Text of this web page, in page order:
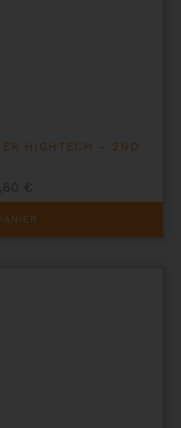
HIGHTECH – 2ND
€
prix
actuel